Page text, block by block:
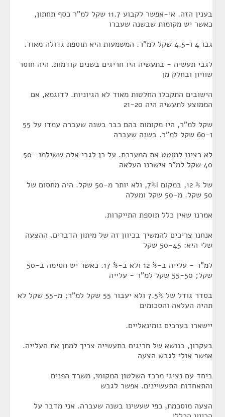
בענין הזה. אי-אפשר לקבוע 11.7 שקל למ"ר כסף תחתון,
כאשר יש מקומות שבשנה שעברו
גבו 4 ו-4.5 שקל למ"ר. המשמעות היא תוספת גדולה מאוד.
לגבי תעשיה - בתעשיה היו חריגים בשנים קודמות. היה חוסר
שוויון ובחלק מן
הישובים התקבלו החלטות מאוד לא הגיוניות. לדוגמא, אם
הממוצע לתעשיה היה 21-20
שקל למ"ר, היו מקומות בהם כבר בשנה שעברה עמדו על 55
ו-60 שקל למ"ר. בשנה שעברה
לא רצינו למוטט את המערכת. על כן לגבי אלה ששילמו 50-
40 שקל למ"ר אישרנו העלאה
של % 12, במקום 7%l, ולא יותר מ-50 שקל. היה מחסום של
50 שקל. מ-50 שקל ומעלה
אמרנו שאין כלל תוספת התייקרות.
אנחנו צריכים להמשיך בכיוון זה של מיתון הדברים. ההצעה
שלי היא: 50-45 שקל
למ"ר - עלייה ב-% 12 ולא ב-% 17. כאשר יש חסימה ב-50
שקל; 55-50 שקל למ"ר - עלייה
בסדר גודל של 7.5% ולא יעבור 55 שקל למ"ר; מ-55 שקל לא
תהיה העלאה והסכומים
יישארו בערכים נומינאליים.
בעקרון, בנושא של חריגים בתעשייה צריך למתן את העלייה.
אפשר אולי לגבש הצעה
ביחד עם נציגי מרכז השלטון המקומי, משרד הפנים
והתאחדות התעשיינים. אפשר לגבש
הצעה מוסכמת, כפי שעשינו בשנה שעברה. אני מדבר על